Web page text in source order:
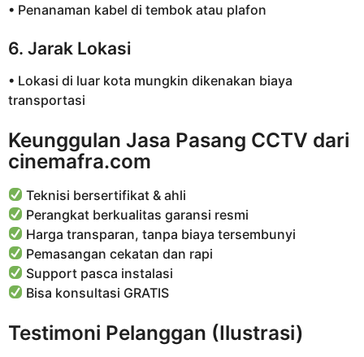
• Penanaman kabel di tembok atau plafon
6. Jarak Lokasi
• Lokasi di luar kota mungkin dikenakan biaya
transportasi
Keunggulan Jasa Pasang CCTV dari
cinemafra.com
Teknisi bersertifikat & ahli
Perangkat berkualitas garansi resmi
Harga transparan, tanpa biaya tersembunyi
Pemasangan cekatan dan rapi
Support pasca instalasi
Bisa konsultasi GRATIS
Testimoni Pelanggan (Ilustrasi)